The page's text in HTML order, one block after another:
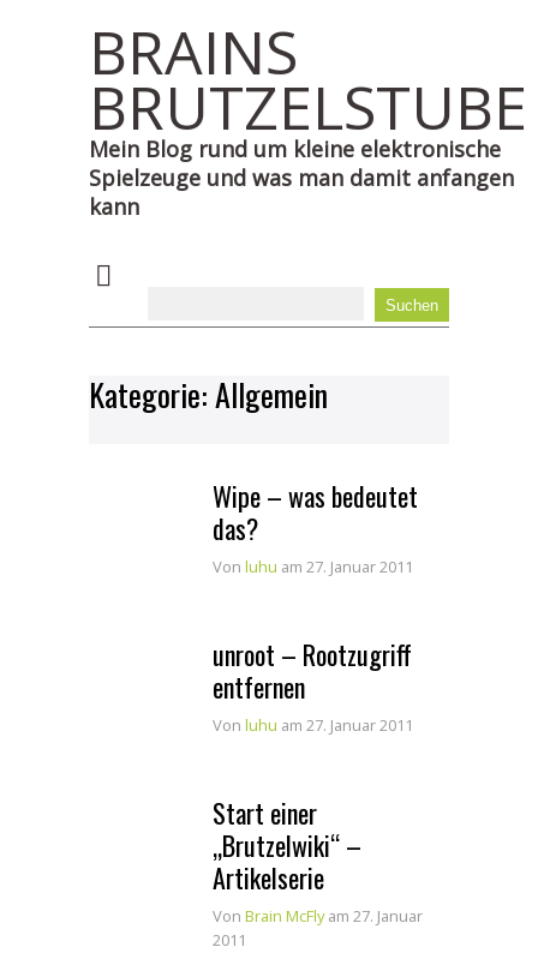
BRAINS
BRUTZELSTUBE
Mein Blog rund um kleine elektronische
Spielzeuge und was man damit anfangen
kann
Kategorie:Allgemein
Wipe – was bedeutet
das?
Von luhu am 27. Januar 2011
unroot – Rootzugriff
entfernen
Von luhu am 27. Januar 2011
Start einer
„Brutzelwiki“ –
Artikelserie
Von Brain McFly am 27. Januar
2011